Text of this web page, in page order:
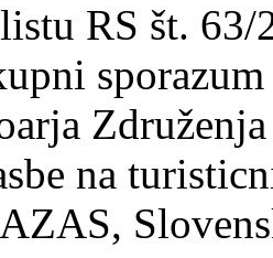
RS št.
na